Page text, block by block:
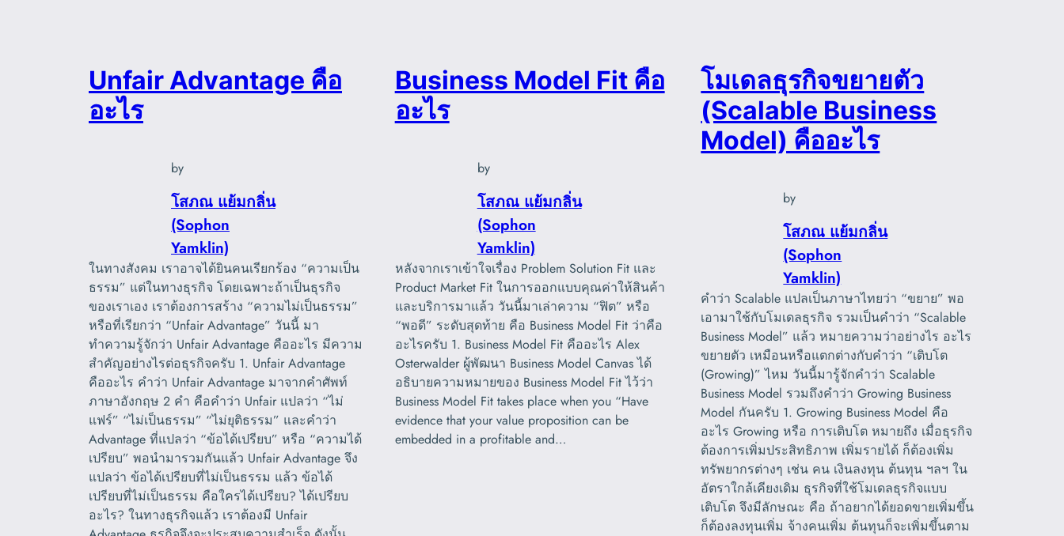
Unfair Advantage คือ
อะไร
by
โสภณ แย้มกลิ่น
(Sophon
Yamklin)
ในทางสังคม เราอาจได้ยินคนเรียกร้อง “ความเป็น
ธรรม” แต่ในทางธุรกิจ โดยเฉพาะถ้าเป็นธุรกิจ
ของเราเอง เราต้องการสร้าง “ความไม่เป็นธรรม”
หรือที่เรียกว่า “Unfair Advantage” วันนี้ มา
ทำความรู้จักว่า Unfair Advantage คืออะไร มีความ
สำคัญอย่างไรต่อธุรกิจครับ 1. Unfair Advantage
คืออะไร คำว่า Unfair Advantage มาจากคำศัพท์
ภาษาอังกฤษ 2 คำ คือคำว่า Unfair แปลว่า “ไม่
แฟร์” “ไม่เป็นธรรม” “ไม่ยุติธรรม” และคำว่า
Advantage ที่แปลว่า “ข้อได้เปรียบ” หรือ “ความได้
เปรียบ” พอนำมารวมกันแล้ว Unfair Advantage จึง
แปลว่า ข้อได้เปรียบที่ไม่เป็นธรรม แล้ว ข้อได้
เปรียบที่ไม่เป็นธรรม คือใครได้เปรียบ? ได้เปรียบ
อะไร? ในทางธุรกิจแล้ว เราต้องมี Unfair
Business Model Fit คือ
อะไร
by
โสภณ แย้มกลิ่น
(Sophon
Yamklin)
หลังจากเราเข้าใจเรื่อง Problem Solution Fit และ
Product Market Fit ในการออกแบบคุณค่าให้สินค้า
และบริการมาแล้ว วันนี้มาเล่าความ “ฟิต” หรือ
“พอดี” ระดับสุดท้าย คือ Business Model Fit ว่าคือ
อะไรครับ 1. Business Model Fit คืออะไร Alex
Osterwalder ผู้พัฒนา Business Model Canvas ได้
อธิบายความหมายของ Business Model Fit ไว้ว่า
Business Model Fit takes place when you “Have
evidence that your value proposition can be
embedded in a profitable and…
โมเดลธุรกิจขยายตัว
(Scalable Business
Model) คืออะไร
by
โสภณ แย้มกลิ่น
(Sophon
Yamklin)
คำว่า Scalable แปลเป็นภาษาไทยว่า “ขยาย” พอ
เอามาใช้กับโมเดลธุรกิจ รวมเป็นคำว่า “Scalable
Business Model” แล้ว หมายความว่าอย่างไร อะไร
ขยายตัว เหมือนหรือแตกต่างกับคำว่า “เติบโต
(Growing)” ไหม วันนี้มารู้จักคำว่า Scalable
Business Model รวมถึงคำว่า Growing Business
Model กันครับ 1. Growing Business Model คือ
อะไร Growing หรือ การเติบโต หมายถึง เมื่อธุรกิจ
ต้องการเพิ่มประสิทธิภาพ เพิ่มรายได้ ก็ต้องเพิ่ม
ทรัพยากรต่างๆ เช่น คน เงินลงทุน ต้นทุน ฯลฯ ใน
อัตราใกล้เคียงเดิม ธุรกิจที่ใช้โมเดลธุรกิจแบบ
เติบโต จึงมีลักษณะ คือ ถ้าอยากได้ยอดขายเพิ่มขึ้น
ก็ต้องลงทุนเพิ่ม จ้างคนเพิ่ม ต้นทุนก็จะเพิ่มขึ้นตาม